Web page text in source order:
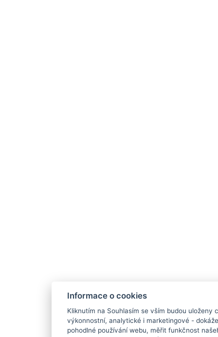
Informace o cookies
Kliknutím na Souhlasím se vším budou uloženy
výkonnostní, analytické i marketingové -
pohodlné používání webu, měřit funkčnost